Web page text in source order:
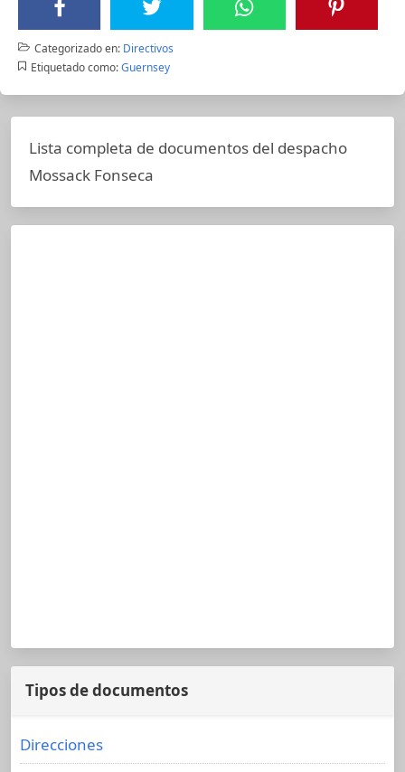
Categorizado en: Directivos
Etiquetado como: Guernsey
Lista completa de documentos del despacho
Mossack Fonseca
Tipos de documentos
Direcciones